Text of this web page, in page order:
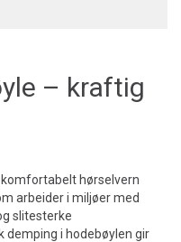
– kraftig
hørselvern
arbeider i miljøer med
slitesterke
demping i hodebøylen gir